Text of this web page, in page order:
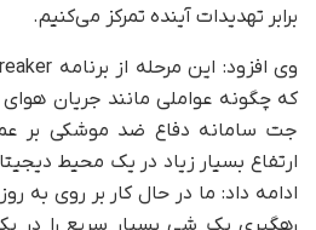
برابر تهدیدات آینده تمرکز می‌کنیم.
که چگونه عواملی مانند جریان
جت سامانه دفاع ضد موشکی بر
ارتفاع بسیار زیاد در یک محیط
ادامه داد: ما در حال کار بر روی به